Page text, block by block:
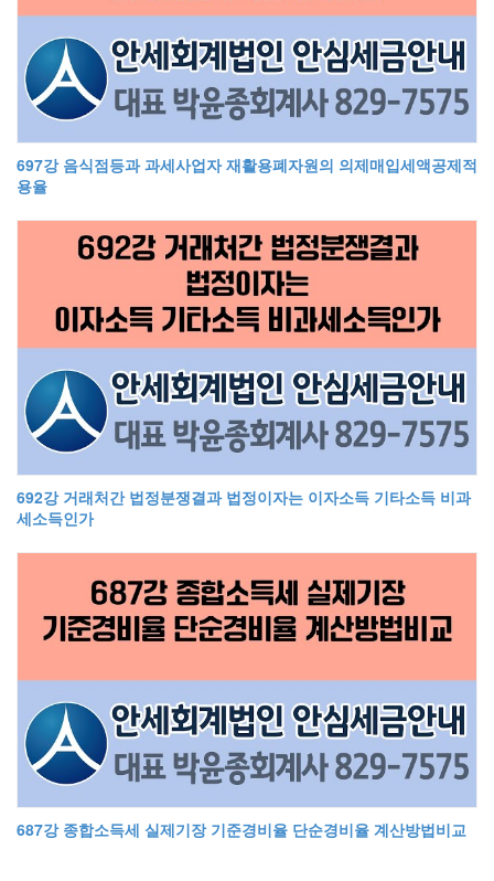
697강 음식점등과 과세사업자 재활용폐자원의 의제매입세액공제적
용율
692강 거래처간 법정분쟁결과 법정이자는 이자소득 기타소득 비과
세소득인가
687강 종합소득세 실제기장 기준경비율 단순경비율 계산방법비교